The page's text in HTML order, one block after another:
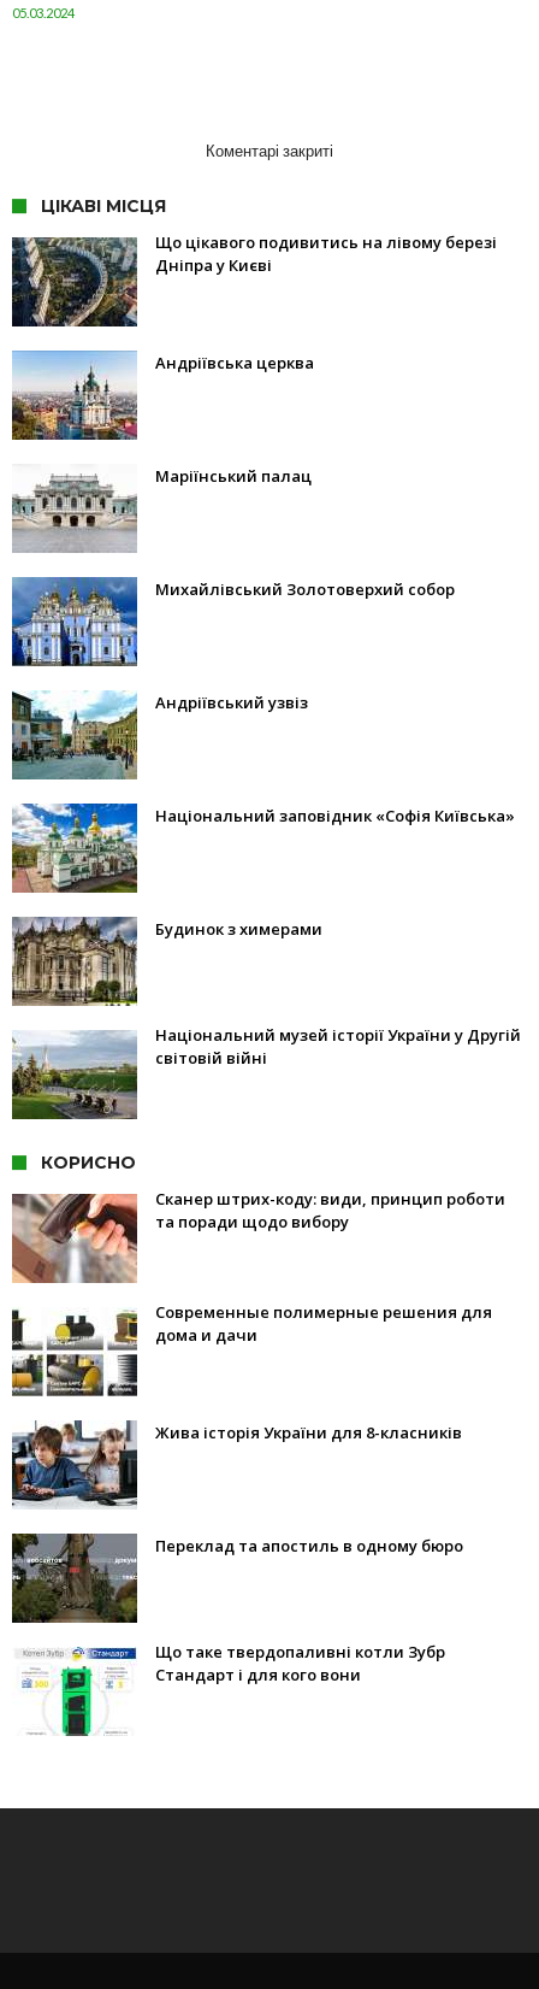
05.03.2024
Коментарі закриті
ЦІКАВІ МІСЦЯ
Що цікавого подивитись на лівому березі
Дніпра у Києві
Андріївська церква
Маріїнський палац
Михайлівський Золотоверхий собор
Андріївський узвіз
Національний заповідник «Софія Київська»
Будинок з химерами
Національний музей історії України у Другій
світовій війні
КОРИСНО
Сканер штрих-коду: види, принцип роботи
та поради щодо вибору
Современные полимерные решения для
дома и дачи
Жива історія України для 8-класників
Переклад та апостиль в одному бюро
Що таке твердопаливні котли Зубр
Стандарт і для кого вони